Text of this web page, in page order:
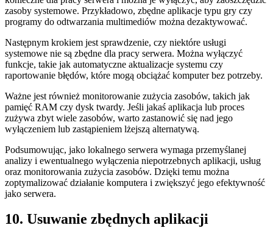
zasoby systemowe. Przykładowo, ‌zbędne aplikacje typu gry czy⁤
programy do odtwarzania multimediów można ⁤dezaktywować.
Następnym krokiem jest‌ sprawdzenie, czy niektóre usługi
systemowe nie są zbędne dla pracy ​serwera. Można wyłączyć
funkcje,‍ takie jak automatyczne aktualizacje systemu czy‌
raportowanie ‌błędów, które mogą obciążać komputer bez potrzeby.
Ważne jest również‌ monitorowanie⁤ zużycia zasobów, takich jak
pamięć RAM czy dysk twardy.‍ Jeśli jakaś aplikacja⁢ lub proces
zużywa zbyt wiele zasobów, warto zastanowić ‌się⁣ nad jego
wyłączeniem lub zastąpieniem lżejszą alternatywą.
Podsumowując, jako lokalnego⁢ serwera wymaga przemyślanej‌
analizy i ewentualnego ‌wyłączenia niepotrzebnych aplikacji, usług
oraz monitorowania zużycia zasobów. Dzięki temu można
zoptymalizować działanie komputera⁢ i‌ zwiększyć jego efektywność
jako serwera.
10. Usuwanie zbędnych aplikacji